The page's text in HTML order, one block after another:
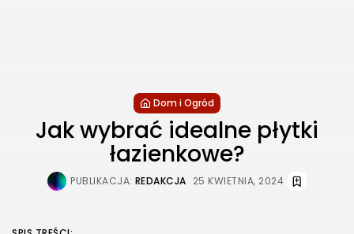
Dom i Ogród
Jak wybrać idealne płytki
łazienkowe?
PUBLIKACJA: REDAKCJA 25 KWIETNIA, 2024